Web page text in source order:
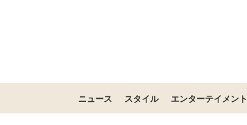
ニュース スタイル エンターテイメント